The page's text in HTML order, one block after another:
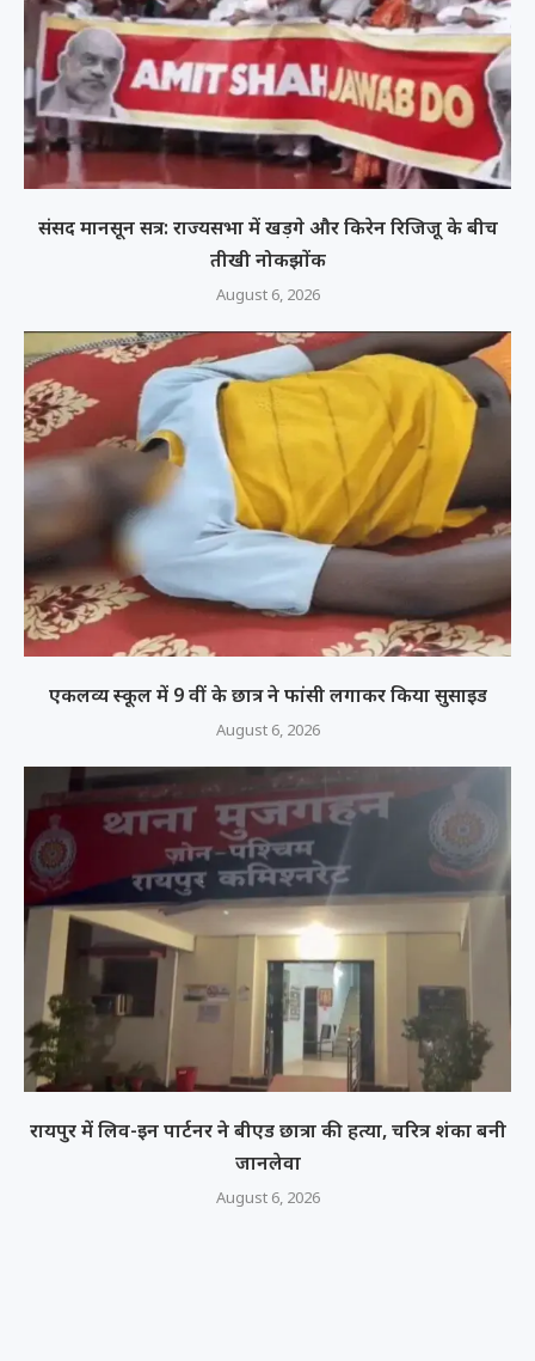
संसद मानसून सत्र: राज्यसभा में खड़गे और किरेन रिजिजू के बीच
तीखी नोकझोंक
August 6, 2026
एकलव्य स्कूल में 9 वीं के छात्र ने फांसी लगाकर किया सुसाइड
August 6, 2026
रायपुर में लिव-इन पार्टनर ने बीएड छात्रा की हत्या, चरित्र शंका बनी
जानलेवा
August 6, 2026